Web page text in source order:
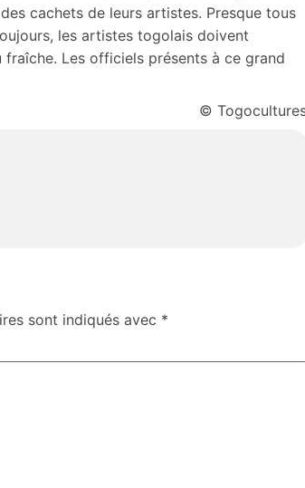
cachets de leurs artistes. Presque tous
les artistes togolais doivent
Les officiels présents à ce grand
©
sont indiqués avec *